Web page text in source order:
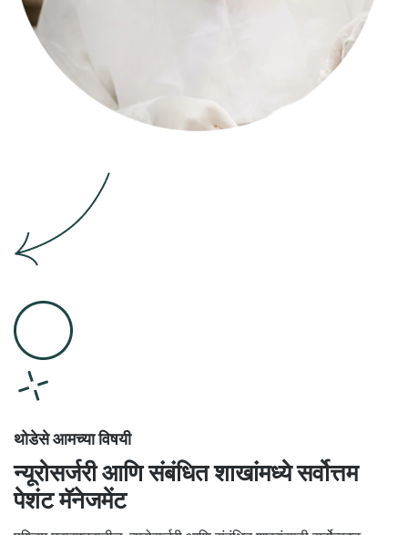
थोडेसे आमच्या विषयी
न्यूरोसर्जरी आणि संबंधित शाखांमध्ये सर्वोत्तम
पेशंट मॅनेजमेंट